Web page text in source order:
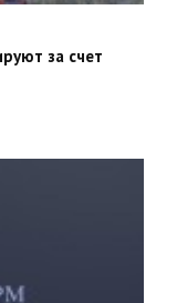
за счет